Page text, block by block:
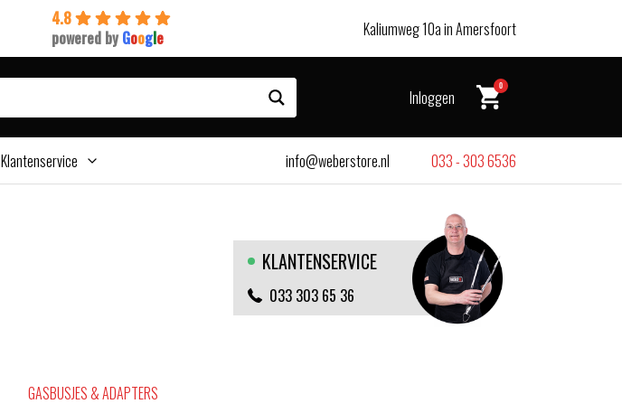
4.8
powered by Google Kaliumweg 10a in Amersfoort
Inloggen
0
Klantenservice info@weberstore.nl 033 - 303 6536
KLANTENSERVICE
033 303 65 36
GASBUSJES & ADAPTERS